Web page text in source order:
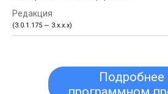
(3.0.1.175 — 3.х.x.x)
Подробнее